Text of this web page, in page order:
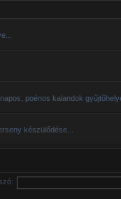
poénos kalandok
készülődése...